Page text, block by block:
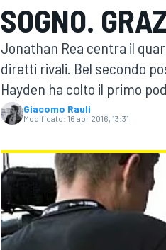
MOTOGP
WRC
SOGNO.
Jonathan Rea centra il
diretti rivali. Bel secondo
Hayden ha colto il primo
Giacomo Rauli
Modificato: 16 apr 2016, 13:31